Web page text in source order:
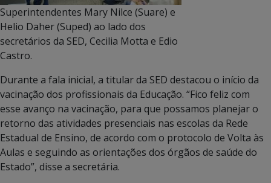
Superintendentes Mary Nilce (Suare) e
Helio Daher (Suped) ao lado dos
secretários da SED, Cecilia Motta e Edio
Castro.
Durante a fala inicial, a titular da SED destacou o início da
vacinação dos profissionais da Educação. “Fico feliz com
esse avanço na vacinação, para que possamos planejar o
retorno das atividades presenciais nas escolas da Rede
Estadual de Ensino, de acordo com o protocolo de Volta às
Aulas e seguindo as orientações dos órgãos de saúde do
Estado”, disse a secretária.